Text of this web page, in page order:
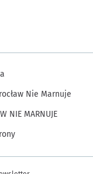
Nie Marnuje
NIE MARNUJE